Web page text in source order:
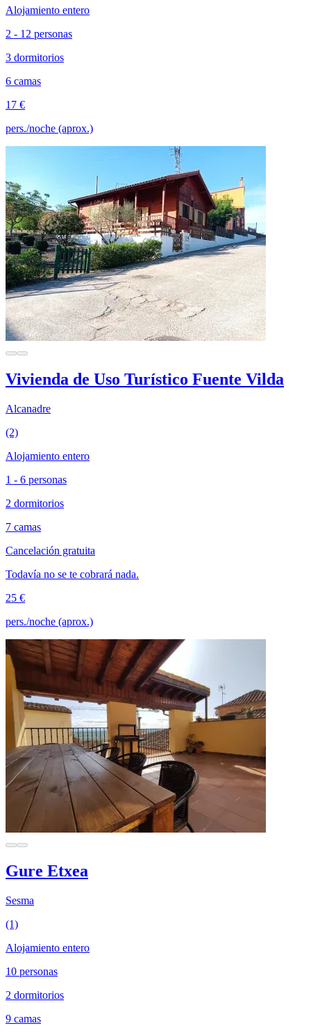
Alojamiento entero
2 - 12 personas
3 dormitorios
6 camas
17 €
pers./noche (aprox.)
Vivienda de Uso Turístico Fuente Vilda
Alcanadre
(2)
Alojamiento entero
1 - 6 personas
2 dormitorios
7 camas
Cancelación gratuita
Todavía no se te cobrará nada.
25 €
pers./noche (aprox.)
Gure Etxea
Sesma
(1)
Alojamiento entero
10 personas
2 dormitorios
9 camas